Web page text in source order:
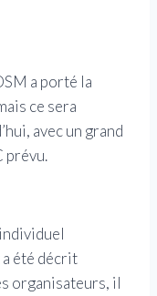
a porté la
ce sera
avec un grand
prévu.
a été décrit
organisateurs, il